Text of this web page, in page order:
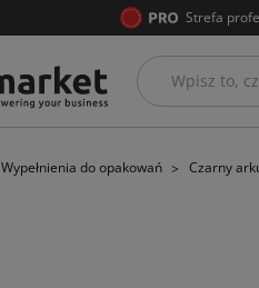
Strefa
Wypełnienia do opakowań Czarny